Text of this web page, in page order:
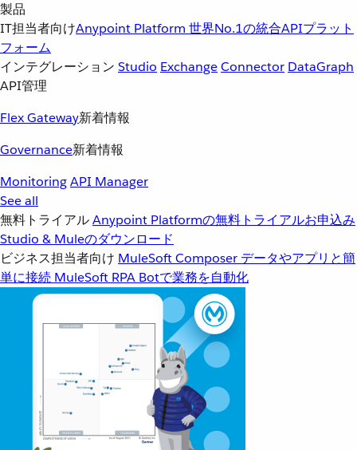
製品
IT担当者向けAnypoint Platform 世界No.1の統合APIプラット
フォーム
インテグレーション Studio ExchangeConnector DataGraph
API管理
Flex Gateway新着情報
Governance新着情報
MonitoringAPI Manager
See all
無料トライアルAnypoint Platformの無料トライアルお申込み
Studio & Muleのダウンロード
ビジネス担当者向け MuleSoft Composer データやアプリと簡
単に接続 MuleSoft RPA Botで業務を自動化